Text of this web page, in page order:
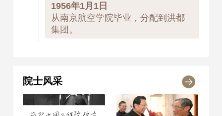
1956年1月1日
从南京航空学院毕业，分配到洪都
集团。
参与初教6的研制工作。
1959
院士风采